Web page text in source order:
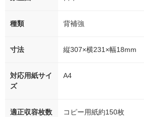
種類 背補強
寸法 縦307×横231×幅18mm
対応用紙サイ
ズ
A4
適正収容枚数 コピー用紙約150枚